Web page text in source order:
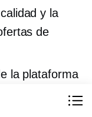
y la
de
la plataforma
un